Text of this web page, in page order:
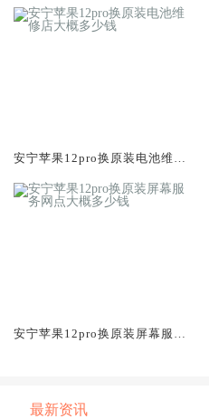
安宁苹果12pro换原装电池维修
安宁苹果12pro换原装屏幕服务
最新资讯